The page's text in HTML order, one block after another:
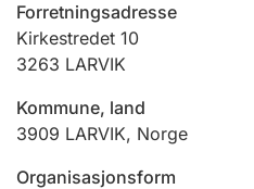
Jeger
Betaling og jegeravgiftskort
Ektepaktveileder
Forretningsadresse
Kirkestredet 10
3263 LARVIK
Kommune, land
3909 LARVIK, Norge
Organisasjonsform